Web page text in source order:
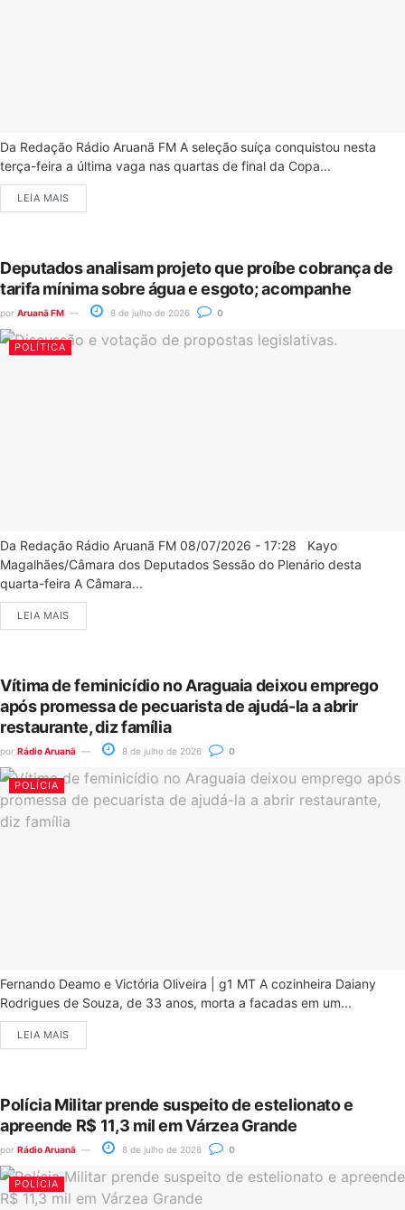
Da Redação Rádio Aruanã FM A seleção suíça conquistou nesta
terça-feira a última vaga nas quartas de final da Copa...
LEIA MAIS
Deputados analisam projeto que proíbe cobrança de
tarifa mínima sobre água e esgoto; acompanhe
por Aruanã FM 8 de julho de 2026 0
POLÍTICA
Da Redação Rádio Aruanã FM 08/07/2026 - 17:28 Kayo
Magalhães/Câmara dos Deputados Sessão do Plenário desta
quarta-feira A Câmara...
LEIA MAIS
Vítima de feminicídio no Araguaia deixou emprego
após promessa de pecuarista de ajudá-la a abrir
restaurante, diz família
por Rádio Aruanã 8 de julho de 2026 0
POLÍCIA
Fernando Deamo e Victória Oliveira | g1 MT A cozinheira Daiany
Rodrigues de Souza, de 33 anos, morta a facadas em um...
LEIA MAIS
Polícia Militar prende suspeito de estelionato e
apreende R$ 11,3 mil em Várzea Grande
por Rádio Aruanã 8 de julho de 2026 0
POLÍCIA